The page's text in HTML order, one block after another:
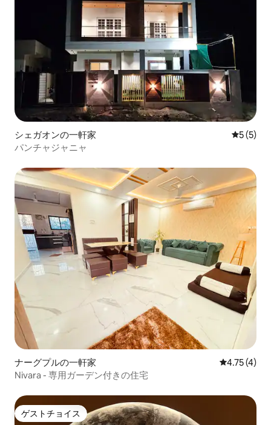
シェガオンの一軒家 レビュー
5 (5)
パンチャジャニャ
ナーグプルの一軒家 レビュー4
4.75 (4)
Nivara - 専用ガーデン付きの住宅
ゲストチョイス
ゲストチョイス